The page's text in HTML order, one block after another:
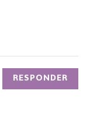
RESPONDER